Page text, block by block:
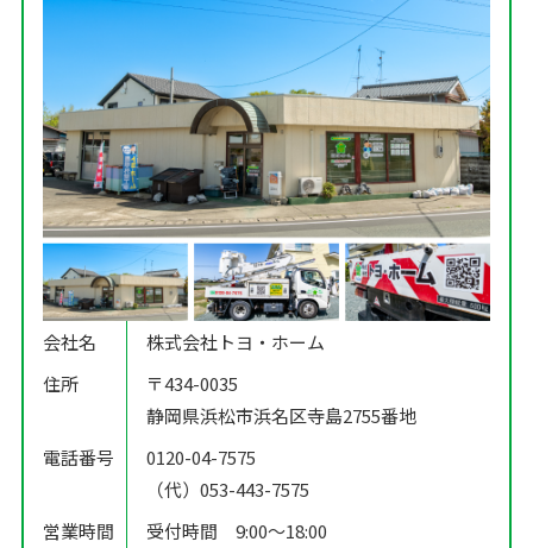
会社名
株式会社トヨ・ホーム
住所
〒434-0035
静岡県浜松市浜名区寺島2755番地
電話番号
0120-04-7575
（代）053-443-7575
営業時間
受付時間 9:00〜18:00